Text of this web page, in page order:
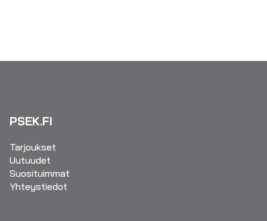
PSEK.FI
Tarjoukset
Uutuudet
Suosituimmat
Yhteystiedot